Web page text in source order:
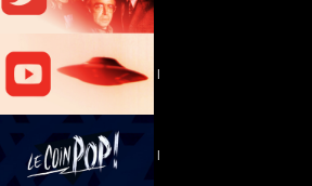
|
|